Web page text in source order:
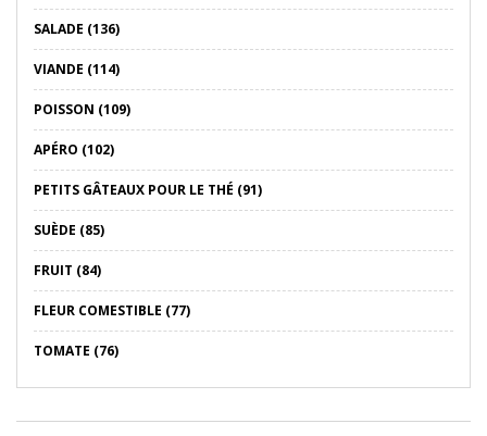
SALADE (136)
VIANDE (114)
POISSON (109)
APÉRO (102)
PETITS GÂTEAUX POUR LE THÉ (91)
SUÈDE (85)
FRUIT (84)
FLEUR COMESTIBLE (77)
TOMATE (76)